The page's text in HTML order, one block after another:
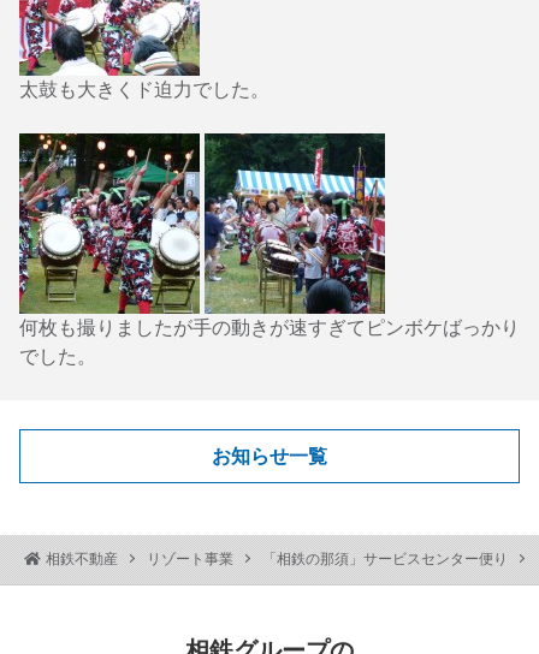
相鉄不動産 リゾート事業 「相鉄の那須」サービスセンター便り
太鼓も大きくド迫力でした。
何枚も撮りましたが手の動きが速すぎてピンボケばっかり
でした。
お知らせ一覧